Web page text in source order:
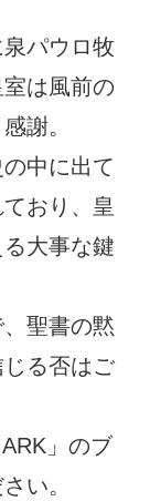
パウロ牧
は風前の
謝。
中に出て
おり、皇
大事な鍵
聖書の黙
る否はご
」のブ
い。